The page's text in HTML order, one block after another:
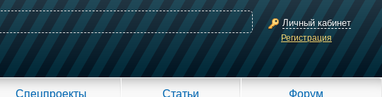
Личный кабинет
Регистрация
Спецпроекты Статьи Форум